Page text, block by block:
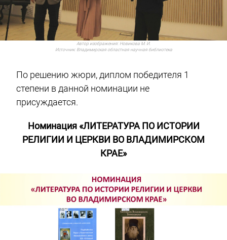
Автор изображения: Новикова М. И.
Источник: Владимирская областная научная библиотека
По решению жюри, диплом победителя 1
степени в данной номинации не
присуждается.
Номинация «ЛИТЕРАТУРА ПО ИСТОРИИ
РЕЛИГИИ И ЦЕРКВИ ВО ВЛАДИМИРСКОМ
КРАЕ»